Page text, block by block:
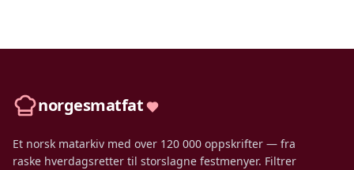
norgesmatfat
Et norsk matarkiv med over 120 000 oppskrifter — fra
raske hverdagsretter til storslagne festmenyer. Filtrer